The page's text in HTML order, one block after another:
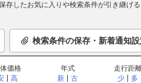
したお気に入りや検索条件が引き継げる
検索条件の保存・新着通知設
価格
高
年式
新
古
走行距
少
多